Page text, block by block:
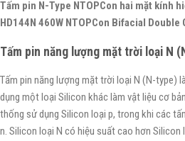
Tấm pin N-Type NTOPCon hai mặt kính
HD144N 460W NTOPCon Bifacial Double
Tấm pin năng lượng mặt trời loại N
Tấm pin năng lượng mặt trời loại N (N-type)
dụng một loại Silicon khác làm vật liệu cơ
thống sử dụng Silicon loại p, trong khi các
n. Silicon loại N có hiệu suất cao hơn Silicon